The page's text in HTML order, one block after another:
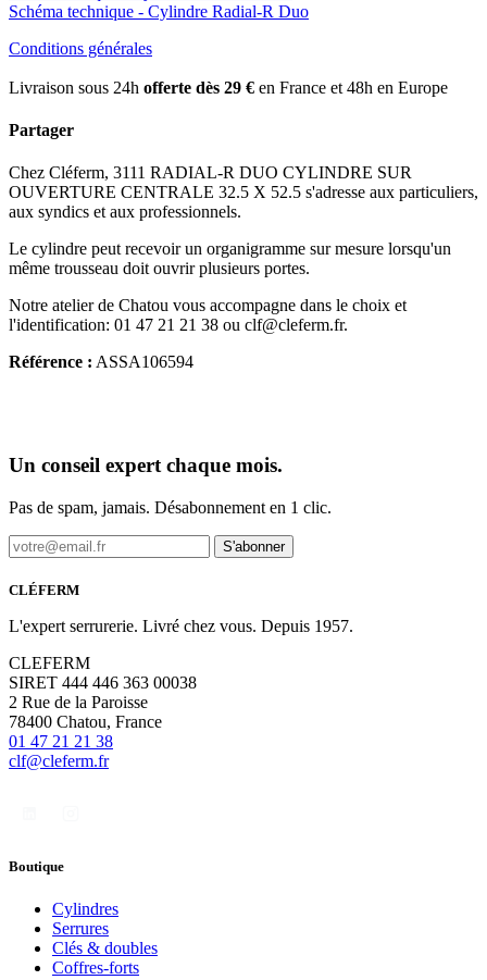
Schéma technique - Cylindre Radial-R Duo
Conditions générales
Livraison sous 24h offerte dès 29 € en France et 48h en Europe
Partager
Chez Cléferm, 3111 RADIAL-R DUO CYLINDRE SUR
OUVERTURE CENTRALE 32.5 X 52.5 s'adresse aux particuliers,
aux syndics et aux professionnels.
Le cylindre peut recevoir un organigramme sur mesure lorsqu'un
même trousseau doit ouvrir plusieurs portes.
Notre atelier de Chatou vous accompagne dans le choix et
l'identification: 01 47 21 21 38 ou clf@cleferm.fr.
Référence : ASSA106594
Un conseil expert chaque mois.
Pas de spam, jamais. Désabonnement en 1 clic.
S'abonner
CLÉFERM
L'expert serrurerie. Livré chez vous. Depuis 1957.
CLEFERM
SIRET 444 446 363 00038
2 Rue de la Paroisse
78400 Chatou, France
01 47 21 21 38
clf@cleferm.fr
Boutique
Cylindres
Serrures
Clés & doubles
Coffres-forts